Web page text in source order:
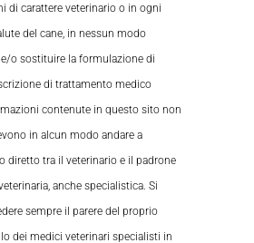
di carattere veterinario o in ogni
del cane, in nessun modo
o sostituire la formulazione di
di trattamento medico
contenute in questo sito non
in alcun modo andare a
diretto tra il veterinario e il padrone
anche specialistica. Si
sempre il parere del proprio
dei medici veterinari specialisti in